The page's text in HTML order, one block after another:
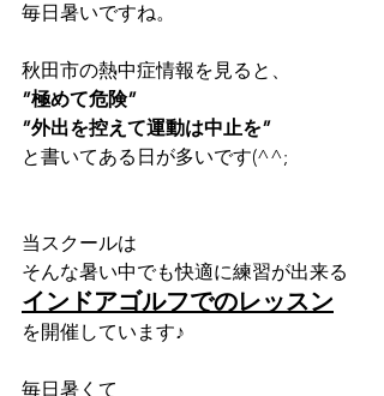
毎日暑いですね。
秋田市の熱中症情報を見ると、
”極めて危険”
”外出を控えて運動は中止を”
と書いてある日が多いです(^^;
当スクールは
そんな暑い中でも快適に練習が出来る
インドアゴルフでのレッスン
を開催しています♪
毎日暑くて